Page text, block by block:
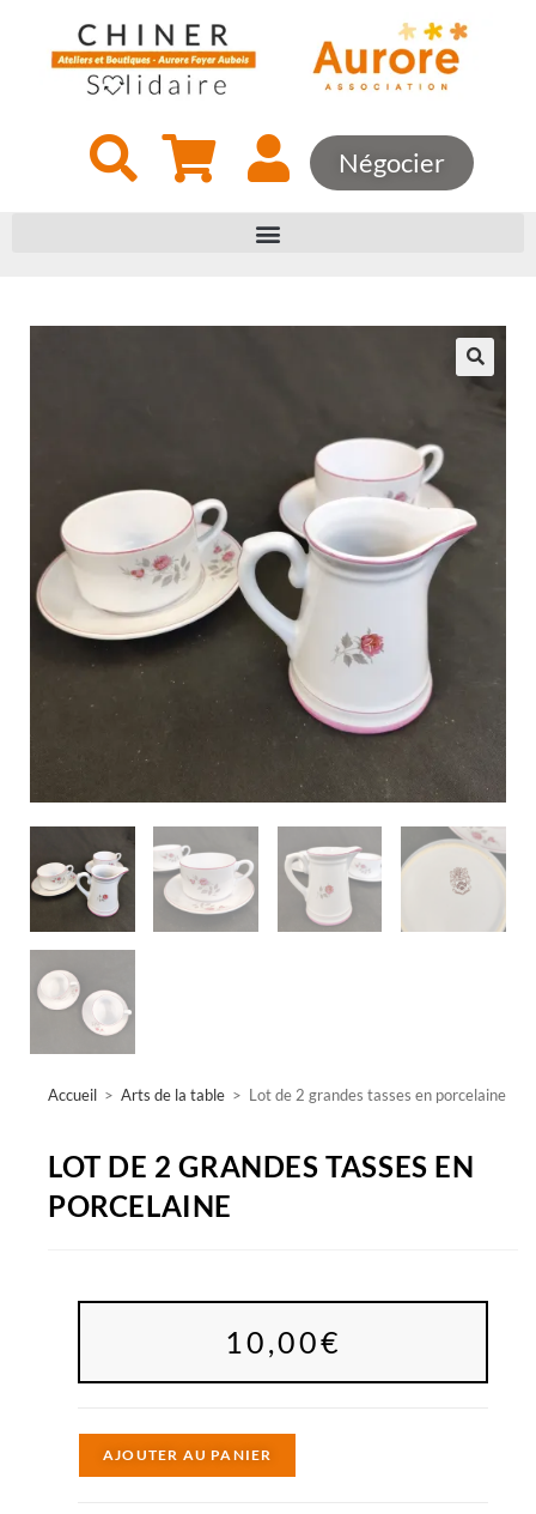
Négocier
Accueil > Arts de la table > Lot de 2 grandes tasses en porcelaine
LOT DE 2 GRANDES TASSES EN
PORCELAINE
10,00€
AJOUTER AU PANIER